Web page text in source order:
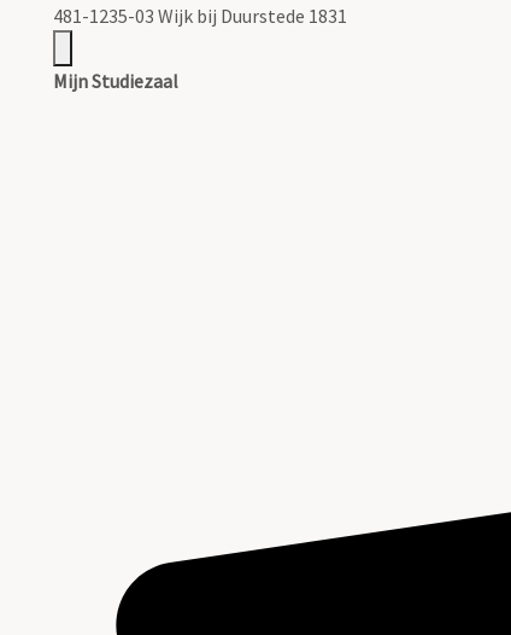
481-1235-03 Wijk bij Duurstede 1831
Mijn Studiezaal